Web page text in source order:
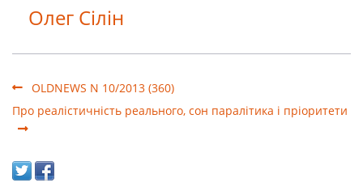
Олег Сілін
OLDNEWS N 10/2013 (360)
Про реалістичність реального, сон паралітика і пріоритети